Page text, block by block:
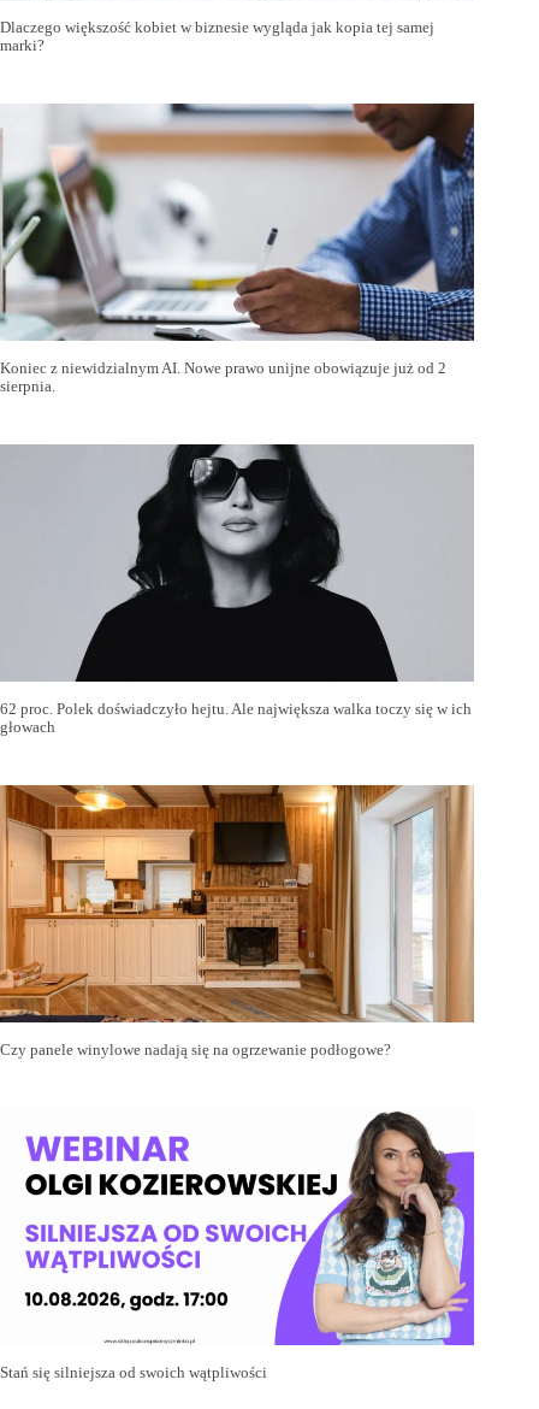
Dlaczego większość kobiet w biznesie wygląda jak kopia tej samej
marki?
Koniec z niewidzialnym AI. Nowe prawo unijne obowiązuje już od 2
sierpnia.
62 proc. Polek doświadczyło hejtu. Ale największa walka toczy się w ich
głowach
Czy panele winylowe nadają się na ogrzewanie podłogowe?
Stań się silniejsza od swoich wątpliwości